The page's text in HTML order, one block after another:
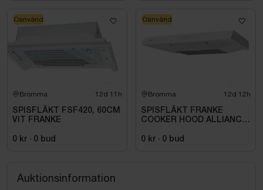
Bromma 12d 11h
SPISFLÄKT FSF420, 60CM
VIT FRANKE
0 kr · 0 bud
Oanvänd
Bromma 12d 12h
SPISFLÄKT FRANKE
COOKER HOOD ALLIANCE,
0 kr · 0 bud
Oanvänd
Auktionsinformation